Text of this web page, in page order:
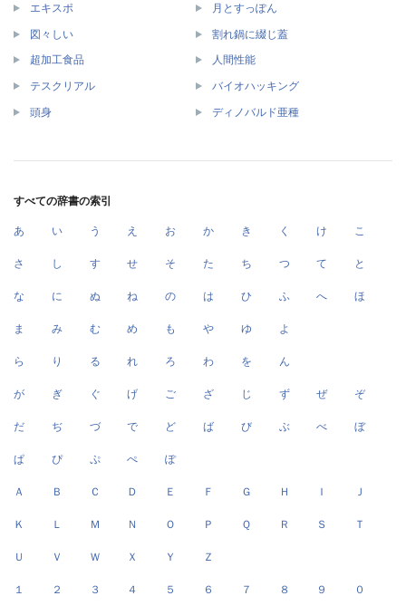
エキスポ 月とすっぽん
図々しい 割れ鍋に綴じ蓋
超加工食品 人間性能
テスクリアル バイオハッキング
頭身 ディノバルド亜種
すべての辞書の索引
あ い う え お か き く け こ
さ し す せ そ た ち つ て と
な に ぬ ね の は ひ ふ へ ほ
ま み む め も や ゆ よ
ら り る れ ろ わ を ん
が ぎ ぐ げ ご ざ じ ず ぜ ぞ
だ ぢ づ で ど ば び ぶ べ ぼ
ぱ ぴ ぷ ぺ ぽ
Ａ Ｂ Ｃ Ｄ Ｅ Ｆ Ｇ Ｈ Ｉ Ｊ
Ｋ Ｌ Ｍ Ｎ Ｏ Ｐ Ｑ Ｒ Ｓ Ｔ
Ｕ Ｖ Ｗ Ｘ Ｙ Ｚ
１ ２ ３ ４ ５ ６ ７ ８ ９ ０